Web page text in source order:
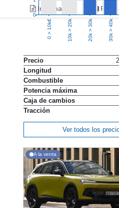
Información Fotos
0
0 > 10k€ 10k > 20k 20k > 30k 30k > 40k
Precio
Longitud
Combustible
Potencia máxima
Caja de cambios
Tracción
Ver todos los
A la venta